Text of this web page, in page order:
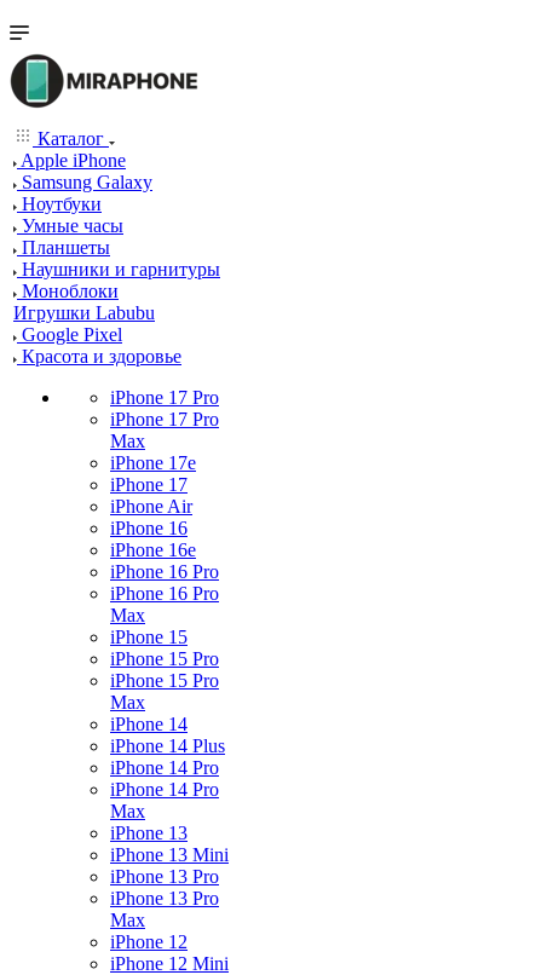
Каталог
Apple iPhone
Samsung Galaxy
Ноутбуки
Умные часы
Планшеты
Наушники и гарнитуры
Моноблоки
Игрушки Labubu
Google Pixel
Красота и здоровье
iPhone 17 Pro
iPhone 17 Pro
Max
iPhone 17e
iPhone 17
iPhone Air
iPhone 16
iPhone 16e
iPhone 16 Pro
iPhone 16 Pro
Max
iPhone 15
iPhone 15 Pro
iPhone 15 Pro
Max
iPhone 14
iPhone 14 Plus
iPhone 14 Pro
iPhone 14 Pro
Max
iPhone 13
iPhone 13 Mini
iPhone 13 Pro
iPhone 13 Pro
Max
iPhone 12
iPhone 12 Mini